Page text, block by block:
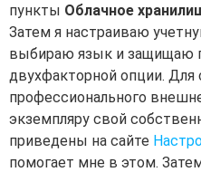
пункты Облачное
Затем я настраиваю
выбираю язык и защищаю
двухфакторной опции. Для
профессионального
экземпляру свой
приведены на сайте
помогает мне в этом.